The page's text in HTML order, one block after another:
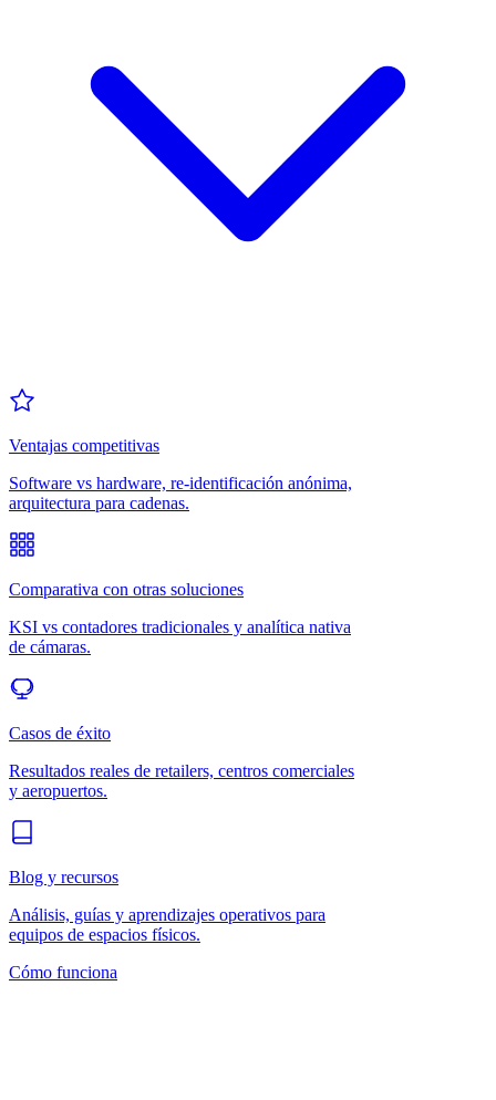
Ventajas competitivas
Software vs hardware, re-identificación anónima,
arquitectura para cadenas.
Comparativa con otras soluciones
KSI vs contadores tradicionales y analítica nativa
de cámaras.
Casos de éxito
Resultados reales de retailers, centros comerciales
y aeropuertos.
Blog y recursos
Análisis, guías y aprendizajes operativos para
equipos de espacios físicos.
Cómo funciona